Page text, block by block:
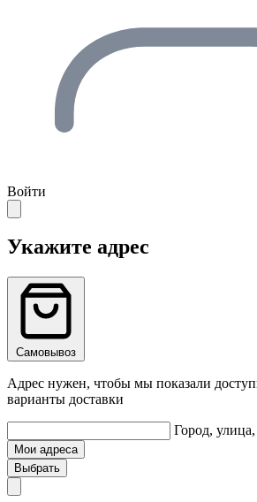
Войти
Укажите адрес
Самовывоз
Адрес нужен, чтобы мы показали
варианты доставки
Город,
Мои адреса
Выбрать